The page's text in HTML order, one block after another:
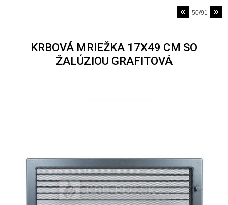
50/91
KRBOVÁ MRIEŽKA 17X49 CM SO
ŽALÚZIOU GRAFITOVÁ